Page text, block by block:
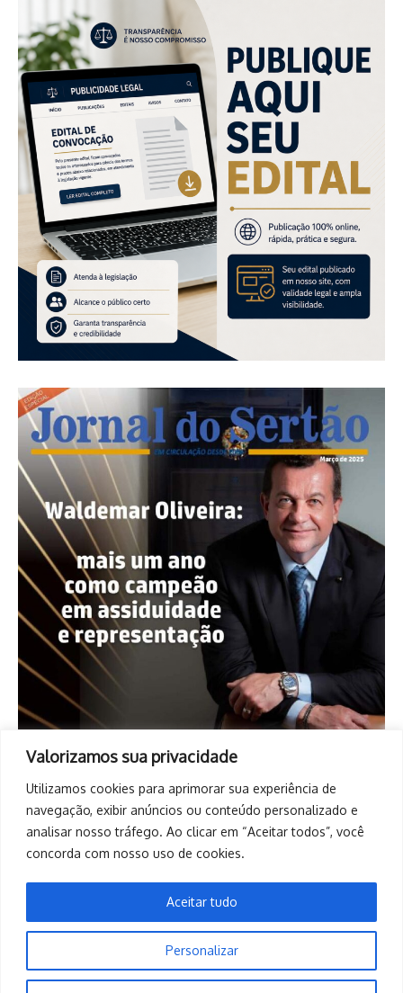
Valorizamos sua privacidade
Utilizamos cookies para aprimorar sua experiência de
navegação, exibir anúncios ou conteúdo personalizado e
analisar nosso tráfego. Ao clicar em “Aceitar todos”, você
concorda com nosso uso de cookies.
Personalizar
Aceitar tudo